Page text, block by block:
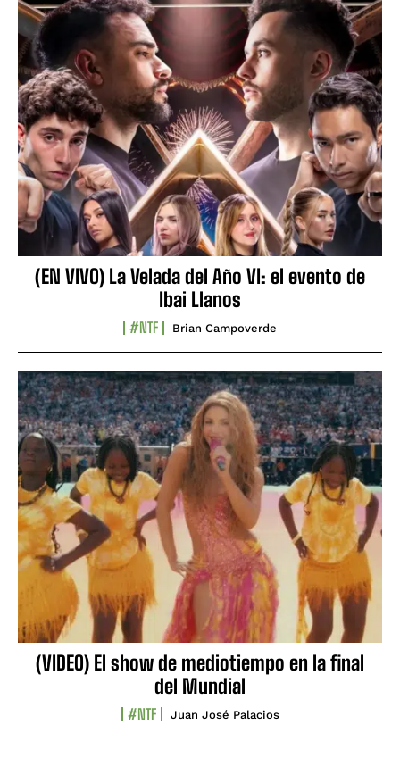
(EN VIVO) La Velada del Año VI: el evento de
Ibai Llanos
#NTF Brian Campoverde
(VIDEO) El show de mediotiempo en la final
del Mundial
#NTF Juan José Palacios